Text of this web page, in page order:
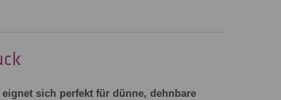
eignet sich perfekt für dünne, dehnbare